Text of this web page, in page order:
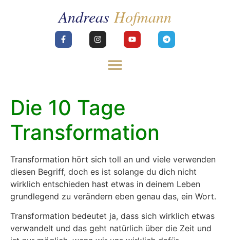
Die 10 Tage
Transformation
Transformation hört sich toll an und viele verwenden
diesen Begriff, doch es ist solange du dich nicht
wirklich entschieden hast etwas in deinem Leben
grundlegend zu verändern eben genau das, ein Wort.
Transformation bedeutet ja, dass sich wirklich etwas
verwandelt und das geht natürlich über die Zeit und